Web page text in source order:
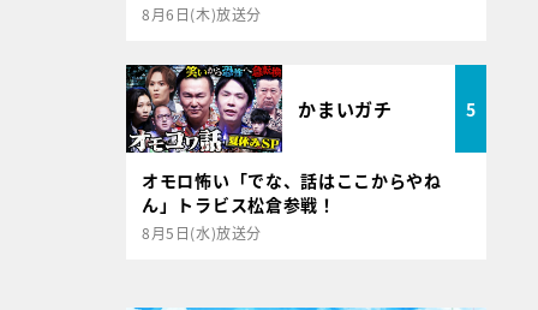
8月6日(木)放送分
かまいガチ 5
オモロ怖い「でな、話はここからやね
ん」トラビス松倉参戦！
8月5日(水)放送分